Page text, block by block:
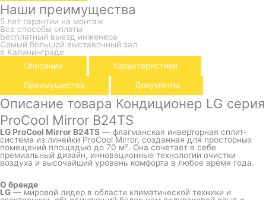
Наши преимущества
5 лет гарантии на монтаж
Все способы оплаты
Бесплатный выезд инженера
Самый большой выставочный зал
в Калининграде
Описание
Характеристики
Преимущества Документы
Описание товара Кондиционер LG серия
ProCool Mirror B24TS
LG ProCool Mirror B24TS — флагманская инверторная сплит-
система из линейки ProCool Mirror, созданная для просторных
помещений площадью до 70 м². Она сочетает в себе
премиальный дизайн, инновационные технологии очистки
воздуха и высочайший уровень комфорта в любое время года.
О бренде
LG — мировой лидер в области климатической техники и